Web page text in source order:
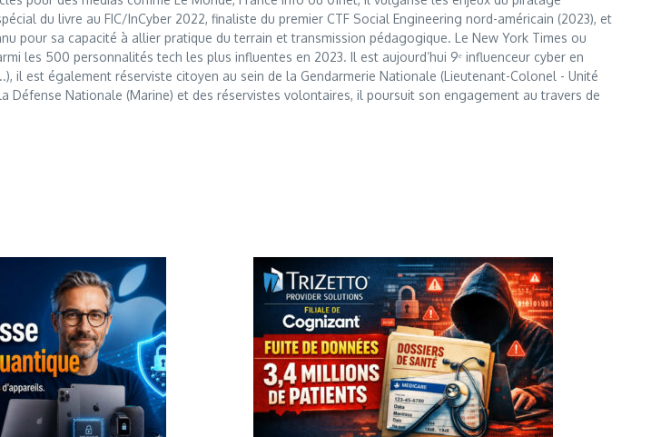
du livre au FIC/InCyber 2022, finaliste du premier CTF Social Engineering nord-américain (2023), et
pour sa capacité à allier pratique du terrain et transmission pédagogique. Le New York Times ou
les 500 personnalités tech les plus influentes en 2023. Il est aujourd’hui 9ᵉ influenceur cyber en
il est également réserviste citoyen au sein de la Gendarmerie Nationale (Lieutenant-Colonel - Unité
Défense Nationale (Marine) et des réservistes volontaires, il poursuit son engagement au travers de